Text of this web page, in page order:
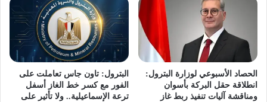
الحصاد الأسبوعي لوزارة البترول:
انطلاقة حقل البركة بأسوان
ومناقشة آليات تنفيذ ربط غاز
البترول: تاون جاس تعاملت على
الفور مع كسر خط الغاز أسفل
ترعة الإسماعيلية.. ولا تأثير على